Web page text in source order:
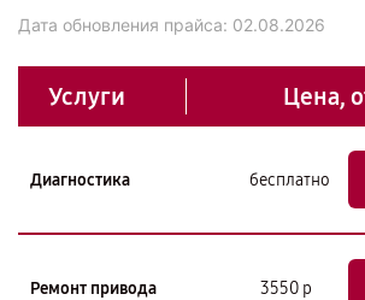
Дата обновления прайса: 02.08.2026
Услуги Цена,
Диагностика бесплатно
Ремонт привода 3550 р